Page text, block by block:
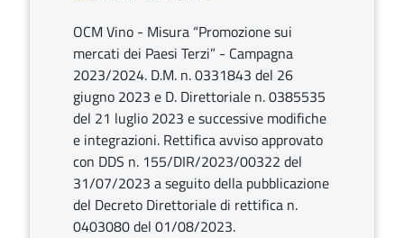
OCM Vino - Misura “Promozione sui
mercati dei Paesi Terzi” - Campagna
2023/2024. D.M. n. 0331843 del 26
giugno 2023 e D. Direttoriale n. 0385535
del 21 luglio 2023 e successive modifiche
e integrazioni. Rettifica avviso approvato
con DDS n. 155/DIR/2023/00322 del
31/07/2023 a seguito della pubblicazione
del Decreto Direttoriale di rettifica n.
0403080 del 01/08/2023.